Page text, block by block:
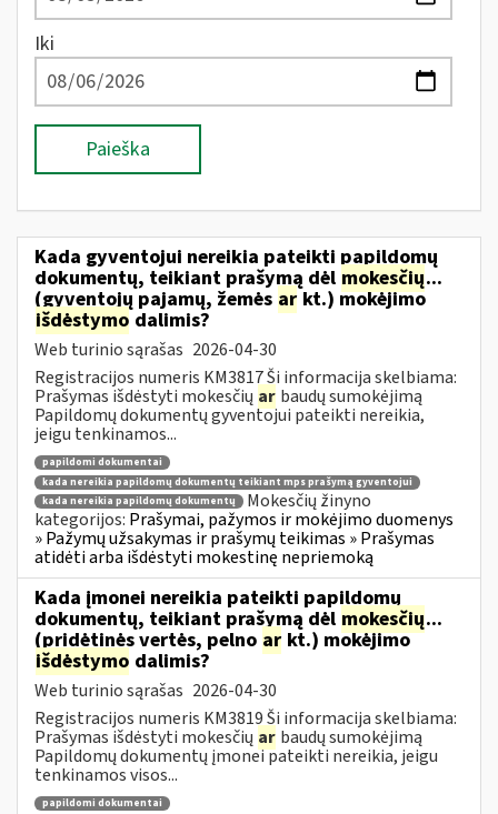
Iki
Paieška
Kada gyventojui nereikia pateikti papildomų
dokumentų, teikiant prašymą dėl mokesčių...
(gyventojų pajamų, žemės ar kt.) mokėjimo
išdėstymo dalimis?
Web turinio sąrašas 2026-04-30
Registracijos numeris KM3817 Ši informacija skelbiama:
Prašymas išdėstyti mokesčių ar baudų sumokėjimą
Papildomų dokumentų gyventojui pateikti nereikia,
jeigu tenkinamos...
papildomi dokumentai
kada nereikia papildomų dokumentų teikiant mps prašymą gyventojui
kada nereikia papildomų dokumentų
Mokesčių žinyno
kategorijos: Prašymai, pažymos ir mokėjimo duomenys
» Pažymų užsakymas ir prašymų teikimas » Prašymas
atidėti arba išdėstyti mokestinę nepriemoką
Kada įmonei nereikia pateikti papildomų
dokumentų, teikiant prašymą dėl mokesčių...
(pridėtinės vertės, pelno ar kt.) mokėjimo
išdėstymo dalimis?
Web turinio sąrašas 2026-04-30
Registracijos numeris KM3819 Ši informacija skelbiama:
Prašymas išdėstyti mokesčių ar baudų sumokėjimą
Papildomų dokumentų įmonei pateikti nereikia, jeigu
tenkinamos visos...
papildomi dokumentai